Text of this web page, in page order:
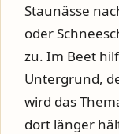
Staunässe
oder
zu. Im Beet
Untergrund,
wird das
dort länger